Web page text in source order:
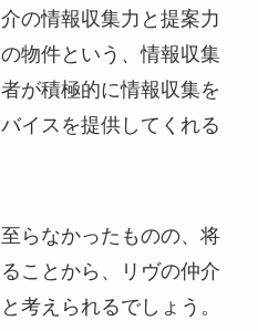
の情報収集力と提案力
物件という、情報収集
が積極的に情報収集を
イスを提供してくれる
らなかったものの、将
ことから、リヴの仲介
考えられるでしょう。